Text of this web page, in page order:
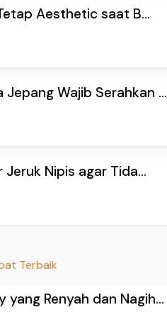
Aesthetic saat B...
Wajib Serahkan ...
Nipis agar Tida...
Terbaik
yang Renyah dan Nagih...